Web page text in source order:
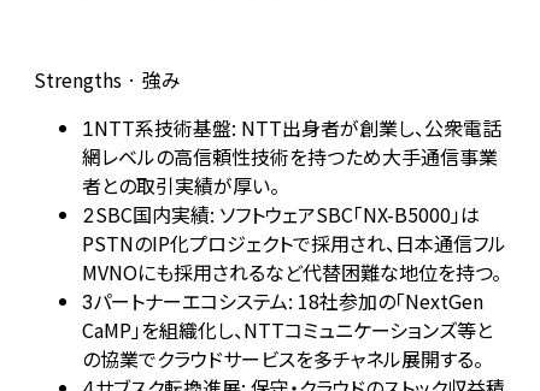
Strengths · 強み
1NTT系技術基盤: NTT出身者が創業し、公衆電話
網レベルの高信頼性技術を持つため大手通信事業
者との取引実績が厚い。
2SBC国内実績: ソフトウェアSBC「NX-B5000」は
PSTNのIP化プロジェクトで採用され、日本通信フル
MVNOにも採用されるなど代替困難な地位を持つ。
3パートナーエコシステム: 18社参加の「NextGen
CaMP」を組織化し、NTTコミュニケーションズ等と
の協業でクラウドサービスを多チャネル展開する。